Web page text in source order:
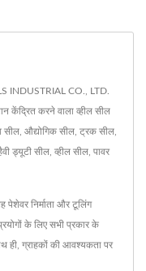
INDUSTRIAL CO., LTD.
केंद्रित करने वाला व्हील सील
सील, औद्योगिक सील, ट्रक सील,
ड्यूटी सील, व्हील सील, पावर
निर्माता और टूलिंग
के लिए सभी प्रकार के
ही, ग्राहकों की आवश्यकता पर